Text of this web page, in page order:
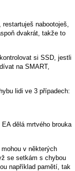
nabootoješ,
dvakrát, takže to
si SSD, jestli
na SMART,
lidi ve 3 případech:
dělá mrtvého brouka
v některých
se setkám s chybou
například pamětí, tak